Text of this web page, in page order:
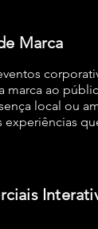
Marca
marca ao
local ou
experiências